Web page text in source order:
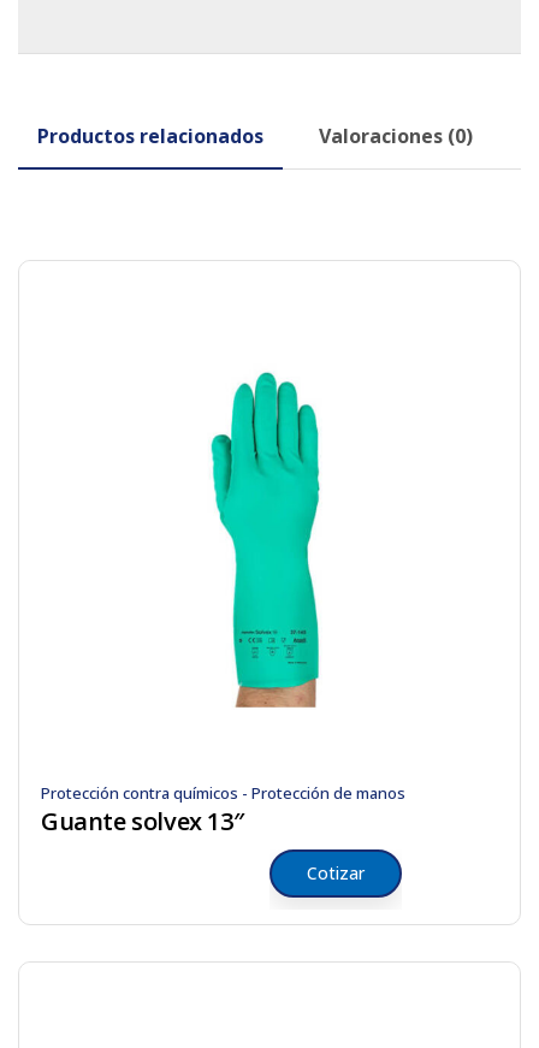
Productos relacionados Valoraciones (0)
Protección contra químicos - Protección de manos
Guante solvex 13″
Cotizar